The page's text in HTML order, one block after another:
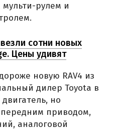
рулем и
сотни новых
Цены удивят
новую RAV4 из
дилер Toyota в
но
передним приводом,
аналоговой